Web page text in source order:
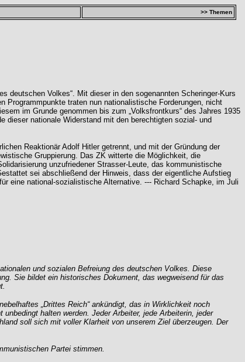
>> Themen
deutschen Volkes“. Mit dieser in den sogenannten Scheringer-Kurs
Programmpunkte traten nun nationalistische Forderungen, nicht
im Grunde genommen bis zum „Volksfrontkurs“ des Jahres 1935
dieser nationale Widerstand mit den berechtigten sozial- und
Reaktionär Adolf Hitler getrennt, und mit der Gründung der
Gruppierung. Das ZK witterte die Möglichkeit, die
unzufriedener Strasser-Leute, das kommunistische
sei abschließend der Hinweis, dass der eigentliche Aufstieg
eine national-sozialistische Alternative. --- Richard Schapke, im Juli
und sozialen Befreiung des deutschen Volkes. Diese
Sie bildet ein historisches Dokument, das wegweisend für das
„Drittes Reich“ ankündigt, das in Wirklichkeit noch
halten werden. Jeder Arbeiter, jede Arbeiterin, jeder
soll sich mit voller Klarheit von unserem Ziel überzeugen. Der
Partei stimmen.